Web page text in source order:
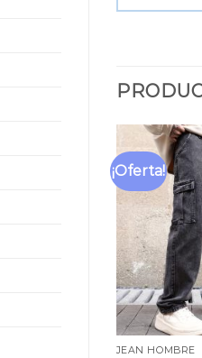
¡Oferta!
JEAN HOMBRE